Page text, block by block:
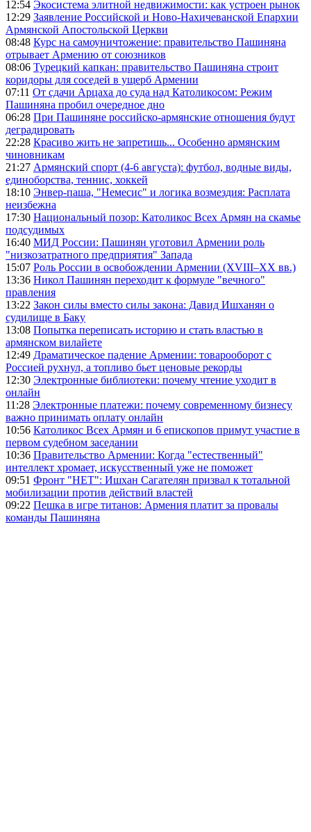
12:54 Экосистема элитной недвижимости: как устроен рынок
12:29 Заявление Российской и Ново-Нахичеванской Епархии
Армянской Апостольской Церкви
08:48 Курс на самоуничтожение: правительство Пашиняна
отрывает Армению от союзников
08:06 Турецкий капкан: правительство Пашиняна строит
коридоры для соседей в ущерб Армении
07:11 От сдачи Арцаха до суда над Католикосом: Режим
Пашиняна пробил очередное дно
06:28 При Пашиняне российско-армянские отношения будут
деградировать
22:28 Красиво жить не запретишь... Особенно армянским
чиновникам
21:27 Армянский спорт (4-6 августа): футбол, водные виды,
единоборства, теннис, хоккей
18:10 Энвер-паша, "Немесис" и логика возмездия: Расплата
неизбежна
17:30 Национальный позор: Католикос Всех Армян на скамье
подсудимых
16:40 МИД России: Пашинян уготовил Армении роль
"низкозатратного предприятия" Запада
15:07 Роль России в освобождении Армении (XVIII–XX вв.)
13:36 Никол Пашинян переходит к формуле "вечного"
правления
13:22 Закон силы вместо силы закона: Давид Ишханян о
судилище в Баку
13:08 Попытка переписать историю и стать властью в
армянском вилайете
12:49 Драматическое падение Армении: товарооборот с
Россией рухнул, а топливо бьет ценовые рекорды
12:30 Электронные библиотеки: почему чтение уходит в
онлайн
11:28 Электронные платежи: почему современному бизнесу
важно принимать оплату онлайн
10:56 Католикос Всех Армян и 6 епископов примут участие в
первом судебном заседании
10:36 Правительство Армении: Когда "естественный"
интеллект хромает, искусственный уже не поможет
09:51 Фронт "НЕТ": Ишхан Сагателян призвал к тотальной
мобилизации против действий властей
09:22 Пешка в игре титанов: Армения платит за провалы
команды Пашиняна